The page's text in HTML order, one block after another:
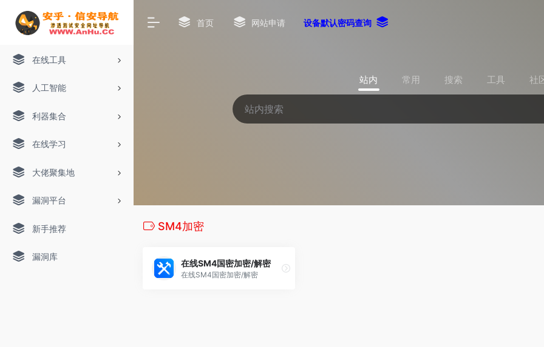
在线工具
人工智能
利器集合
在线学习
大佬聚集地
漏洞平台
新手推荐
漏洞库
首页 网站申请 设备默认密码查询
站内 常用 搜索 工具 社
SM4加密
在线SM4国密加密/解密
在线SM4国密加密/解密